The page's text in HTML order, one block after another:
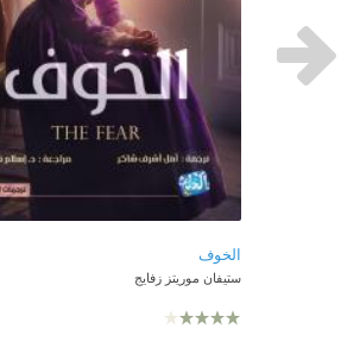
الخوف
ستيفان موريتز زفايج